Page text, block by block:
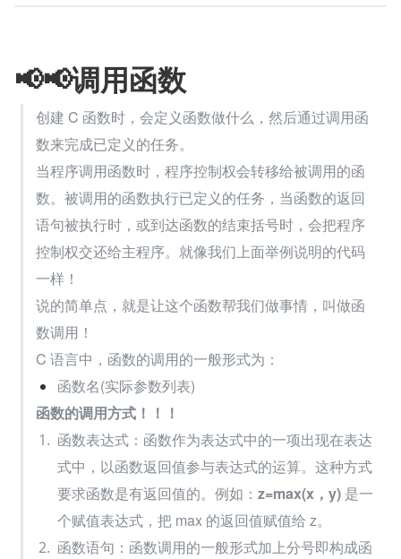
📢📢调用函数
创建 C 函数时，会定义函数做什么，然后通过调用函
数来完成已定义的任务。
当程序调用函数时，程序控制权会转移给被调用的函
数。被调用的函数执行已定义的任务，当函数的返回
语句被执行时，或到达函数的结束括号时，会把程序
控制权交还给主程序。就像我们上面举例说明的代码
一样！
说的简单点，就是让这个函数帮我们做事情，叫做函
数调用！
C 语言中，函数的调用的一般形式为：
函数名(实际参数列表)
函数的调用方式！！！
函数表达式：函数作为表达式中的一项出现在表达
式中，以函数返回值参与表达式的运算。这种方式
要求函数是有返回值的。例如： z=max(x，y) 是一
个赋值表达式，把 max 的返回值赋值给 z。
函数语句：函数调用的一般形式加上分号即构成函